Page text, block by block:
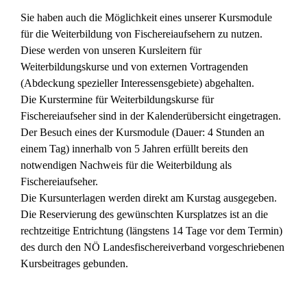
Sie haben auch die Möglichkeit eines unserer Kursmodule
für die Weiterbildung von Fischereiaufsehern zu nutzen.
Diese werden von unseren Kursleitern für
Weiterbildungskurse und von externen Vortragenden
(Abdeckung spezieller Interessensgebiete) abgehalten.
Die Kurstermine für Weiterbildungskurse für
Fischereiaufseher sind in der Kalenderübersicht eingetragen.
Der Besuch eines der Kursmodule (Dauer: 4 Stunden an
einem Tag) innerhalb von 5 Jahren erfüllt bereits den
notwendigen Nachweis für die Weiterbildung als
Fischereiaufseher.
Die Kursunterlagen werden direkt am Kurstag ausgegeben.
Die Reservierung des gewünschten Kursplatzes ist an die
rechtzeitige Entrichtung (längstens 14 Tage vor dem Termin)
des durch den NÖ Landesfischereiverband vorgeschriebenen
Kursbeitrages gebunden.